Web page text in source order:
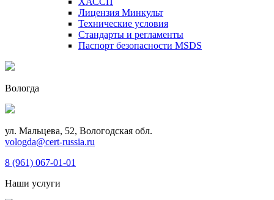
Лицензия Минкульт
Технические условия
Стандарты и регламенты
Паспорт безопасности MSDS
Вологда
ул. Мальцева, 52, Вологодская обл.
vologda@cert-russia.ru
8 (961) 067-01-01
Наши услуги